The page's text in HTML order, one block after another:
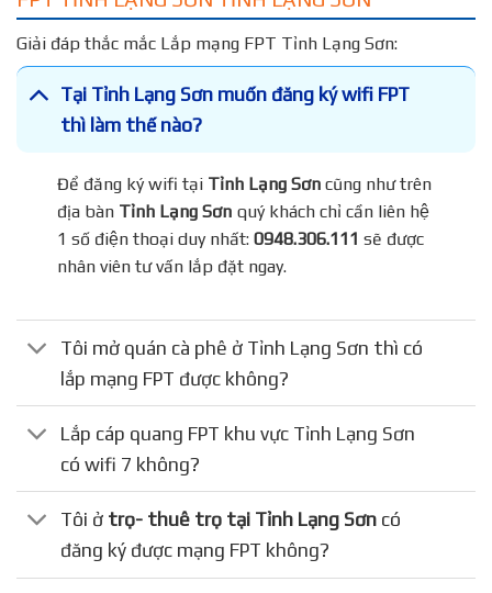
Giải đáp thắc mắc Lắp mạng FPT Tỉnh Lạng Sơn:
Tại Tỉnh Lạng Sơn muốn đăng ký wifi FPT
thì làm thế nào?
Để đăng ký wifi tạiTỉnh Lạng Sơncũng như trên
địa bànTỉnh Lạng Sơnquý khách chỉ cần liên hệ
1 số điện thoại duy nhất:0948.306.111 sẽ được
nhân viên tư vấn lắp đặt ngay.
Tôi mở quán cà phê ở Tỉnh Lạng Sơn thì có
lắp mạng FPT được không?
Lắp cáp quang FPT khu vực Tỉnh Lạng Sơn
có wifi 7 không?
Tôi ở trọ- thuê trọ tại Tỉnh Lạng Sơn có
đăng ký được mạng FPT không?